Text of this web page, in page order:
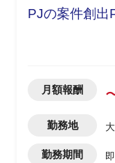
PJの案件創出
月額報酬
勤務地
勤務期間